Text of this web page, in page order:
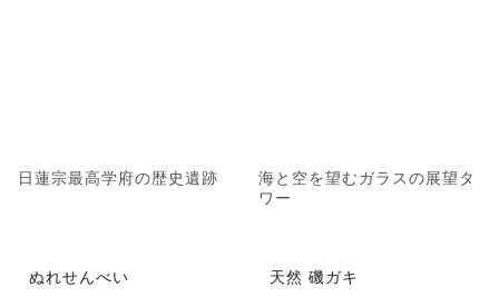
日蓮宗最高学府の歴史遺跡
海と空を望むガラスの展望タ
ワー
ぬれせんべい 天然 磯ガキ